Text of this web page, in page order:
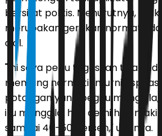
bersifat politis. Menurutnya,
merupakan gerakan normatif
ojol.
"Ini saya perlu tegaskan tidak
memang normatif murni
potongan yang begitu
itu menggila, hari demi hari
sampai 40-50 persen," ujarnya.